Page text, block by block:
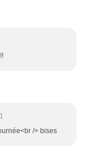
/> bises